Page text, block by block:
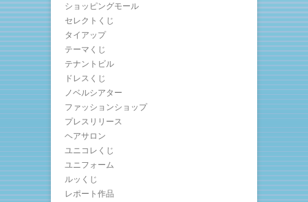
ショッピングモール
セレクトくじ
タイアップ
テーマくじ
テナントビル
ドレスくじ
ノベルシアター
ファッションショップ
プレスリリース
ヘアサロン
ユニコレくじ
ユニフォーム
ルッくじ
レポート作品